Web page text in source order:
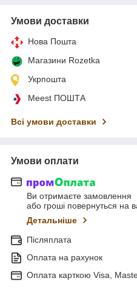
Умови доставки
Нова Пошта
Магазини Rozetka
Укрпошта
Meest ПОШТА
Всі умови доставки
Умови оплати
Ви отримаєте замовлення
або гроші повернуться на
Детальніше
Післяплата
Оплата на рахунок
Оплата карткою Visa,